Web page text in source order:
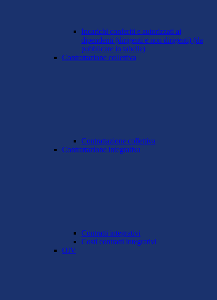
Incarichi conferiti e autorizzati ai
dipendenti (dirigenti e non dirigenti) (da
pubblicare in tabelle)
Contrattazione collettiva
Contrattazione collettiva
Contrattazione integrativa
Contratti integrativi
Costi contratti integrativi
OIV